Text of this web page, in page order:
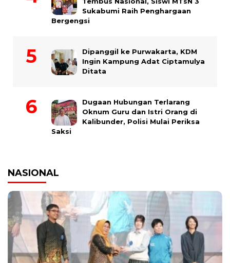
Sukabumi Raih Penghargaan
Bergengsi
Dipanggil ke Purwakarta, KDM
Ingin Kampung Adat Ciptamulya
Ditata
Dugaan Hubungan Terlarang
Oknum Guru dan Istri Orang di
Kalibunder, Polisi Mulai Periksa
Saksi
NASIONAL